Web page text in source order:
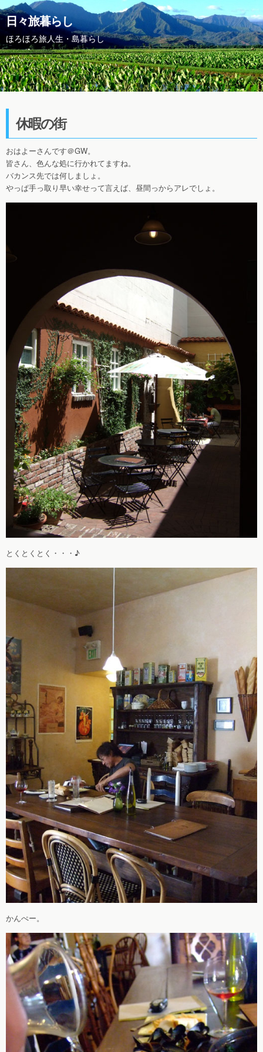
日々旅暮らし
ほろほろ旅人生・島暮らし
休暇の街
おはよーさんです＠GW。
皆さん、色んな処に行かれてますね。
バカンス先では何しましょ。
やっぱ手っ取り早い幸せって言えば、昼間っからアレでしょ。
とくとくとく・・・♪
かんぺー。